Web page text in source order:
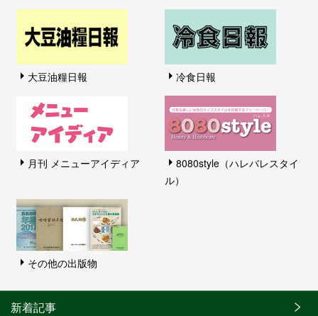
大豆油糧日報 冷食日報
月刊 メニューアイディア
8080style（ハレバレスタイ
ル）
その他の出版物
新着記事